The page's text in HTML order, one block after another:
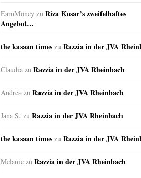
EarnMoney zu Riza Kosar’s zweifelhaftes
Angebot…
the kasaan times zu Razzia in der JVA
Claudia zu Razzia in der JVA Rheinbach
Andrea zu Razzia in der JVA Rheinbach
Jana S. zu Razzia in der JVA Rheinbach
the kasaan times zu Razzia in der JVA
Melanie zu Razzia in der JVA Rheinbach